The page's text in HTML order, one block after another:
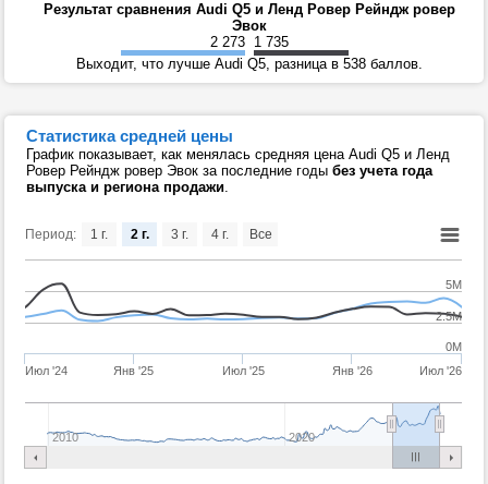
Результат сравнения Audi Q5 и Ленд Ровер Рейндж ровер
Эвок
2 273 1 735
Выходит, что лучше Audi Q5, разница в 538 баллов.
Статистика средней цены
График показывает, как менялась средняя цена Audi Q5 и Ленд
Ровер Рейндж ровер Эвок за последние годы без учета года
выпуска и региона продажи.
Период:
Июл '24 Янв '25 Июл '25 Янв '26 Июл '26
2010 2020
5M
0M
2.5M
1 г. 2 г. 3 г. 4 г. Все